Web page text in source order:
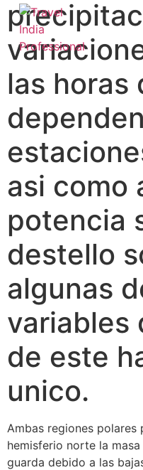
las horas
asi como
potencia
destello
algunas
variables
de este
unico.
Ambas regiones polares
hemisferio norte la
guarda debido a las